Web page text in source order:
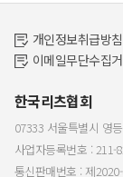
개인정보취급방침
이메일무단수집
한국리츠협회
07333 서울특별시 영
사업자등록번호 : 211-
통신판매번호 : 제